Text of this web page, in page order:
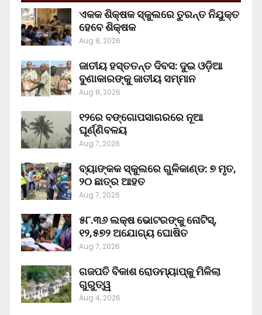
ଏକକ ଶିକ୍ଷକ ସ୍କୁଲରେ ତୁରନ୍ତ ନିଯୁକ୍ତ
ହେବେ ଶିକ୍ଷକ
Aug 8, 2026
ଜାତୀୟ ହସ୍ତତନ୍ତ ଦିବସ: ଦୁଇ ଓଡ଼ିଆ
ବୁଣାକାରଙ୍କୁ ଜାତୀୟ ସମ୍ମାନ
Aug 8, 2026
୧୨ରେ ବଙ୍ଗୋପସାଗରରେ ନୂଆ
ଘୂର୍ଣ୍ଣିବଳୟ
Aug 7, 2026
ବ୍ୟାଙ୍କକ ସ୍କୁଲରେ ଗୁଳିକାଣ୍ଡ: ୭ ମୃତ,
୨୦ ଛାତ୍ର ଆହତ
Aug 7, 2026
୫୮.୩୬ ଲକ୍ଷ ଭୋଟରଙ୍କୁ ନୋଟିସ୍‌,
୧୨,୫୭୨ ଅଯୋଗ୍ୟ ଘୋଷିତ
Aug 7, 2026
ଗଜପତି ବିକାଶ ରୋଡମ୍ୟାପ୍‌କୁ ମିଳିଲା
ଗୁରୁତ୍ୱ
Aug 4, 2026